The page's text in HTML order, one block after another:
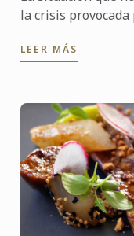
la crisis
de ...
LEER MÁS